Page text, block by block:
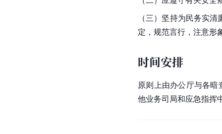
（三）坚持为民务实
定，规范言行，注意形
时间安排
原则上由办公厅与各
他业务司局和应急指挥